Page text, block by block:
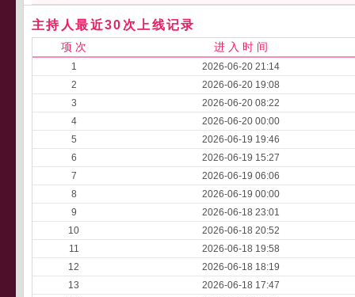
主持人最近30次上线记录
项 次 进 入 时 间
1
2026-06-20 21:14
2
2026-06-20 19:08
3
2026-06-20 08:22
4
2026-06-20 00:00
5
2026-06-19 19:46
6
2026-06-19 15:27
7
2026-06-19 06:06
8
2026-06-19 00:00
9
2026-06-18 23:01
10
2026-06-18 20:52
11
2026-06-18 19:58
12
2026-06-18 18:19
13
2026-06-18 17:47